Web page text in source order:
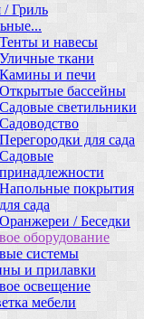
/ Гриль
Тенты и навесы
Уличные ткани
Камины и печи
Открытые бассейны
Садовые светильники
Садоводство
Перегородки для сада
Садовые
принадлежности
Напольные покрытия
для сада
Оранжереи / Беседки
оборудование
системы
и прилавки
освещение
мебели